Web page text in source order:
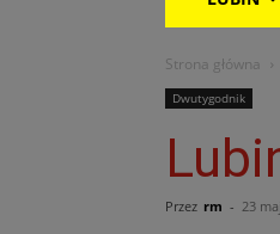
Strona główna
Dwutygodnik
Przez rm - 23